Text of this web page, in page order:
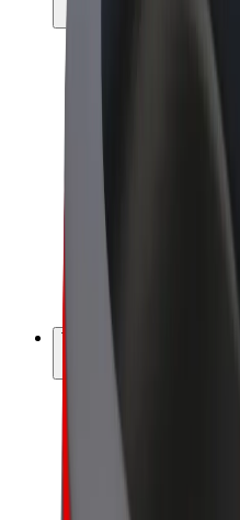
Bolt Drive
Bolt for Business
Sähköpyörät
Bolt Plus
Tienaa Boltilla